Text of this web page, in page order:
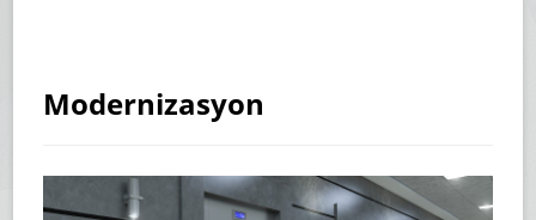
Modernizasyon